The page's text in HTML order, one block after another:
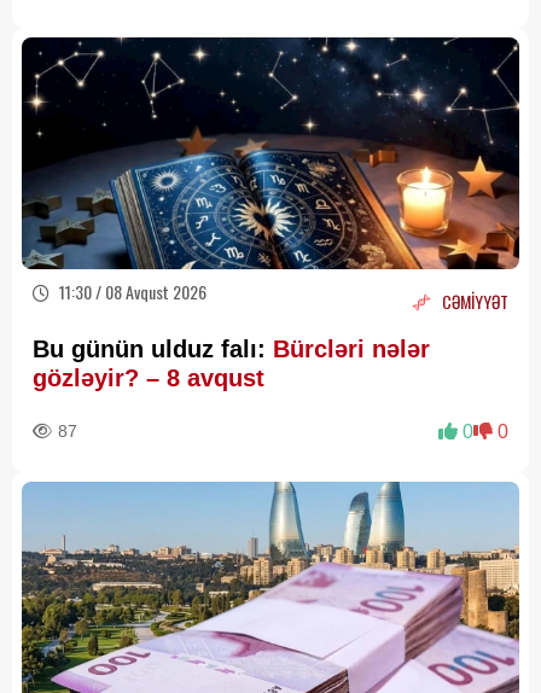
11:30 / 08 Avqust 2026 CƏMİYYƏT
Bu günün ulduz falı: Bürcləri nələr
gözləyir? – 8 avqust
87 0 0